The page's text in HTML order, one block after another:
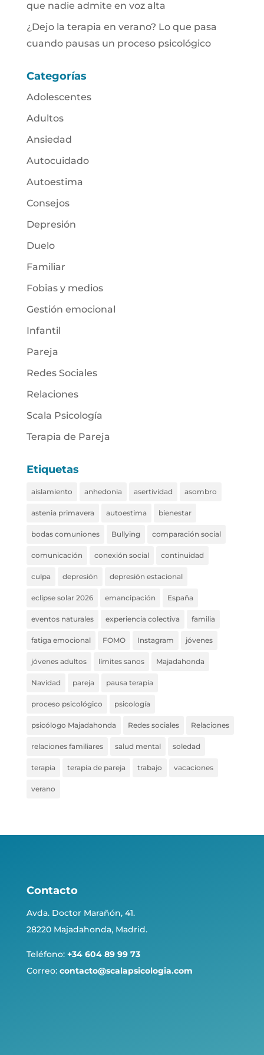
que nadie admite en voz alta
¿Dejo la terapia en verano? Lo que pasa
cuando pausas un proceso psicológico
Categorías
Adolescentes
Adultos
Ansiedad
Autocuidado
Autoestima
Consejos
Depresión
Duelo
Familiar
Fobias y medios
Gestión emocional
Infantil
Pareja
Redes Sociales
Relaciones
Scala Psicología
Terapia de Pareja
Etiquetas
aislamiento anhedonia asertividad asombro
astenia primavera autoestima bienestar
bodas comuniones Bullying comparación social
comunicación conexión social continuidad
culpa depresión depresión estacional
eclipse solar 2026 emancipación España
eventos naturales experiencia colectiva familia
fatiga emocional FOMO Instagram jóvenes
jóvenes adultos límites sanos Majadahonda
Navidad pareja pausa terapia
proceso psicológico psicología
psicólogo Majadahonda Redes sociales Relaciones
relaciones familiares salud mental soledad
terapia terapia de pareja trabajo vacaciones
verano
Contacto
Avda. Doctor Marañón, 41.
28220 Majadahonda, Madrid.
Teléfono: +34 604 89 99 73
Correo: contacto@scalapsicologia.com